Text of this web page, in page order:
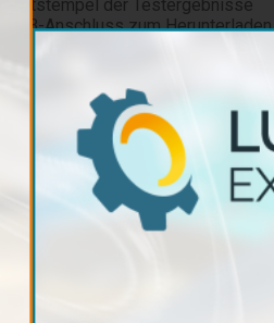
Zeitstempel der Testergebnisse
USB-Anschluss zum
FREIER